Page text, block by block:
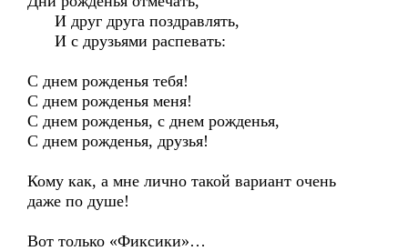
И друг друга поздравлять,
И с друзьями распевать:
С днем рожденья тебя!
С днем рожденья меня!
С днем рожденья, с днем рожденья,
С днем рожденья, друзья!
Кому как, а мне лично такой вариант очень
даже по душе!
Вот только «Фиксики»…